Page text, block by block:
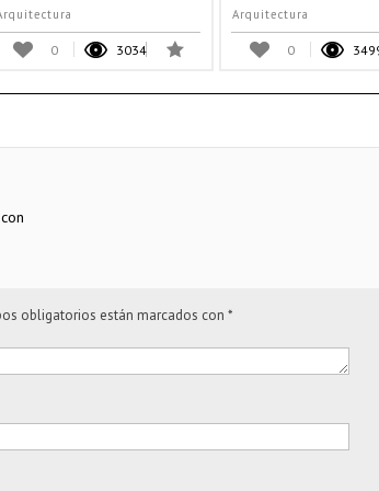
0 3034
Arquitectura
0
obligatorios están marcados con *